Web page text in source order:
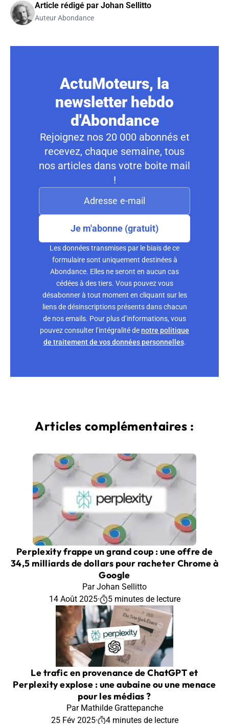
Article rédigé par Johan Sellitto
Auteur Abondance
ActuMoteurs, la
newsletter hebdo
d'Abondance
Rejoignez nos 20 000 abonnés et
recevez, chaque semaine, tous
nos articles dans votre boite mail
!
Je m'abonne (gratuit)
Les données transmises par le biais de ce
formulaire sont uniquement destinées à
Abondance. Elles ne seront en aucun cas
cédées à des tiers. Vous pouvez vous
désabonner à tout moment en cliquant sur les
liens de désinscriptions présents dans chacun
de nos emails. Pour plus d’informations, vous
pouvez consulter l’intégralité denotre politique
de traitement de vos données personnelles.
Articles complémentaires :
Perplexity frappe un grand coup : une offre de
34,5 milliards de dollars pour racheter Chrome à
Google
Par Johan Sellitto
14 Août 2025· 5 minutes de lecture
Le trafic en provenance de ChatGPT et
Perplexity explose : une aubaine ou une menace
pour les médias ?
Par Mathilde Grattepanche
25 Fév 2025· 4 minutes de lecture